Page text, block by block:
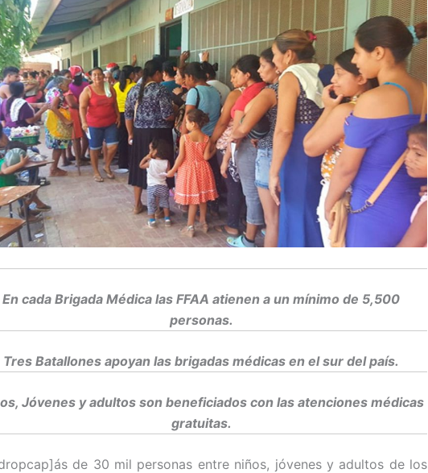
En cada Brigada Médica las FFAA atienen a un mínimo de 5,500
personas.
Tres Batallones apoyan las brigadas médicas en el sur del país.
Jóvenes y adultos son beneficiados con las atenciones médicas
gratuitas.
de 30 mil personas entre niños, jóvenes y adultos de los